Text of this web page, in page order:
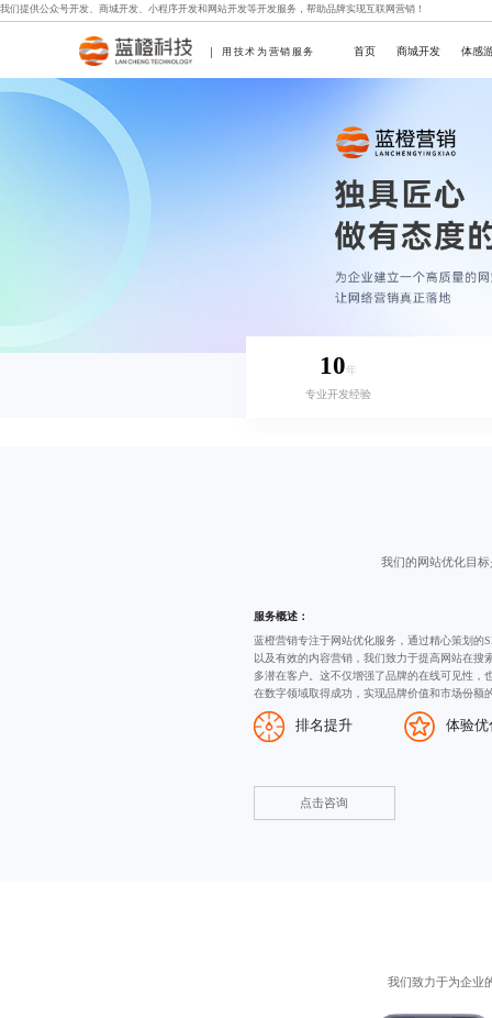
我们提供公众号开发、 商城开发、 小程序开发和 网站开发等开发服务，帮助品牌实现互联网营销！
用技术为营销服务 首页 商城开发 体感
10年
专业开发经验
我们的网站优化目标
服务概述：
蓝橙营销专注于网站优化服务，通过精心策划的
以及有效的内容营销，我们致力于提高网站在搜
多潜在客户。这不仅增强了品牌的在线可见性，
在数字领域取得成功，实现品牌价值和市场份额
排名提升 体验优
点击咨询
我们致力于为企业